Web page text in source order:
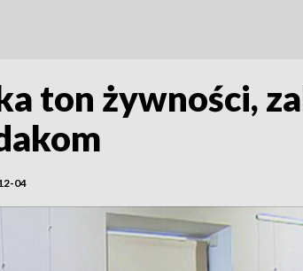
ton żywności,
04